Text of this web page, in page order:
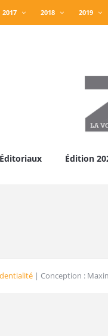
2017 2018 2019
Éditoriaux Édition
| Conception :